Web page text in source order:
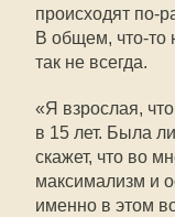
происходят по-
В общем, что-то
так не всегда.
«Я взрослая,
в 15 лет. Была
скажет, что во
максимализм и
именно в этом